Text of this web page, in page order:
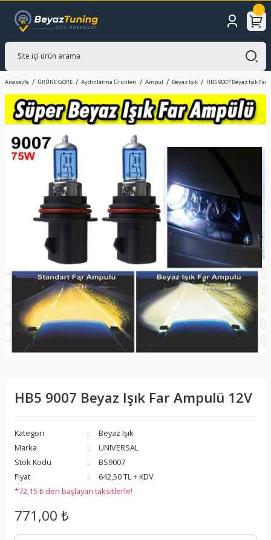
Anasayfa ÜRÜNE GÖRE Aydınlatma Ürünleri Ampul Beyaz Işık HB5 9007 Beyaz Işık
HB5 9007 Beyaz Işık Far Ampulü 12V
Kategori
Beyaz Işık
Marka
UNIVERSAL
Stok Kodu
BS9007
Fiyat
642,50 TL + KDV
*72,15 ₺ den başlayan taksitlerle!
771,00 ₺